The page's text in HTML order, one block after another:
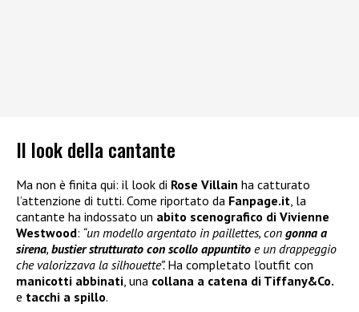
Il look della cantante
Ma non è finita qui: il look di Rose Villain ha catturato
l’attenzione di tutti. Come riportato da Fanpage.it, la
cantante ha indossato un abito scenografico di Vivienne
Westwood: “un modello argentato in paillettes, con gonna a
sirena, bustier strutturato con scollo appuntito e un drappeggio
che valorizzava la silhouette”. Ha completato l’outfit con
manicotti abbinati, una collana a catena di Tiffany&Co.
e tacchi a spillo.